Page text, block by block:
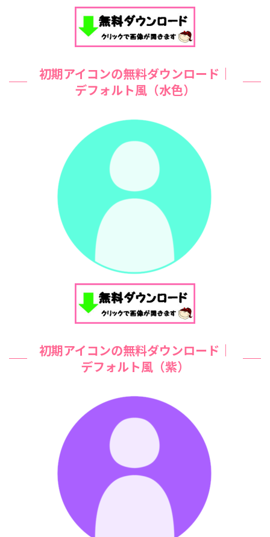
初期アイコンの無料ダウンロード｜
デフォルト風（水色）
初期アイコンの無料ダウンロード｜
デフォルト風（紫）